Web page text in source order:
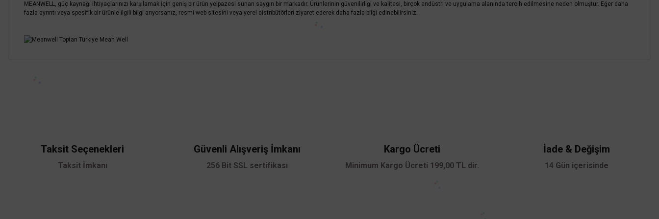
MEANWELL, güç kaynağı ihtiyaçlarınızı karşılamak için geniş bir ürün yelpazesi sunan saygın bir markadır. Ürünlerinin güvenilirliği ve kalitesi, birçok endüstri ve uygulama alanında tercih edilmesine neden olmuştur. Eğer daha
fazla ayrıntı veya spesifik bir ürünle ilgili bilgi arıyorsanız, resmi web sitesini veya yerel distribütörleri ziyaret ederek daha fazla bilgi edinebilirsiniz.
Ürün fiyatı diğer sitelerden daha pahalı.
Bu ürüne benzer farklı alternatifler olmalı.
Taksit Seçenekleri
Taksit İmkanı
Güvenli Alışveriş İmkanı
256 Bit SSL sertifikası
Kargo Ücreti
Minimum Kargo Ücreti 199,00 TL dir.
İade & Değişim
14 Gün içerisinde